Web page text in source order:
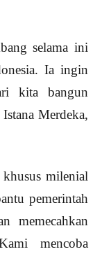
selama ini
Ia ingin
kita bangun
Merdeka,
milenial
pemerintah
memecahkan
mencoba